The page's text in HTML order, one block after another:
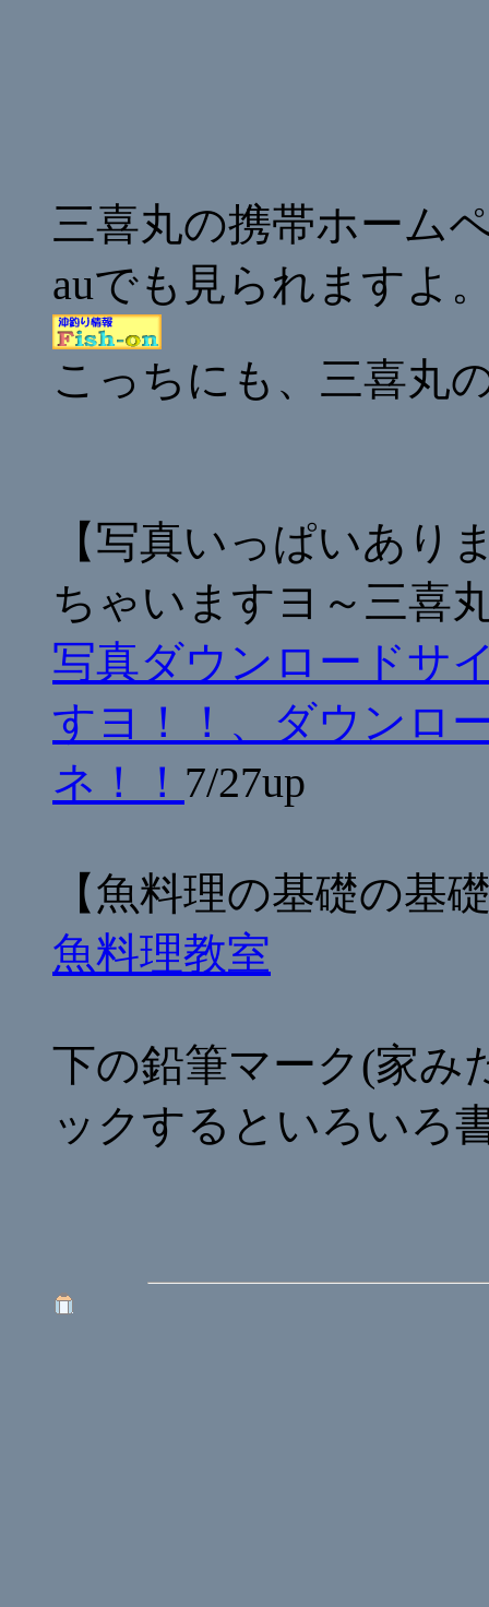
三喜丸の携帯ホーム
auでも見られますよ
こっちにも、三喜丸
【写真いっぱいあり
ちゃいますヨ～三喜
写真ダウンロードサ
すヨ！！、ダウンロ
ネ！！ 7/27up
【魚料理の基礎の基
魚料理教室
下の鉛筆マーク(家み
ックするといろいろ